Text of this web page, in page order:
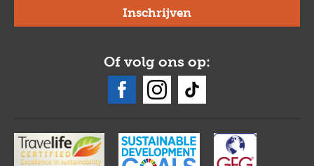
Of volg ons op: